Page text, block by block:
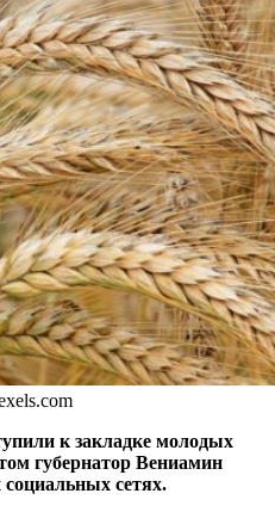
к закладке молодых
губернатор Вениамин
сетях.